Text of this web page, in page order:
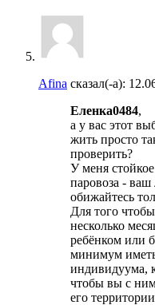
Afina сказал(-а):
Еленка0484,
а у вас этот
жить просто
проверить?
У меня
паровоза -
обижайтесь
Для того
несколько
ребёнком или
минимум
индивидуума,
чтобы вы с
его